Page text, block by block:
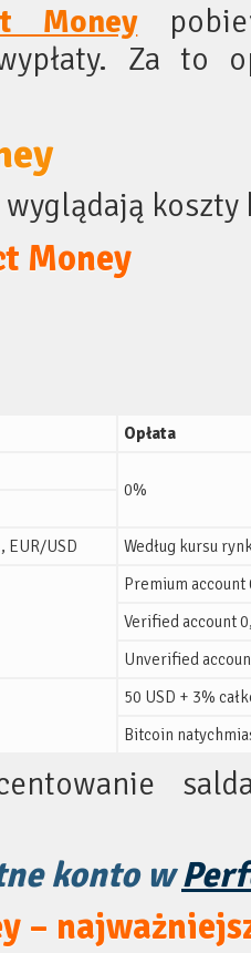
Money
Za to
Money
Opłata
0%
EUR/USD
Według kursu
Premium account
Verified account
Unverified
50 USD + 3%
Bitcoin
konto w
–